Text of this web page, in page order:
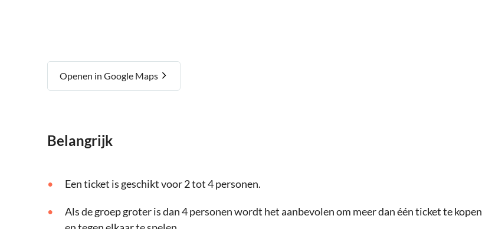
Openen in Google Maps
Belangrijk
Een ticket is geschikt voor 2 tot 4 personen.
Als de groep groter is dan 4 personen wordt het aanbevolen om meer dan één ticket te kopen